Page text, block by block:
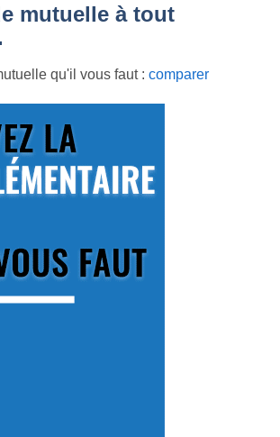
mutuelle à tout
qu'il vous faut : comparer